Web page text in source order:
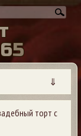
65
⇓
торт с